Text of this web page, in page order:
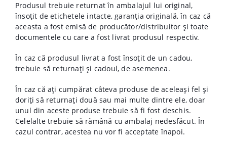
Produsul trebuie returnat în ambalajul lui original,
însoțit de etichetele intacte, garanția originală, în caz că
aceasta a fost emisă de producător/distribuitor și toate
documentele cu care a fost livrat produsul respectiv.
În caz că produsul livrat a fost însoțit de un cadou,
trebuie să returnați și cadoul, de asemenea.
În caz că ați cumpărat câteva produse de aceleași fel și
doriți să returnați două sau mai multe dintre ele, doar
unul din aceste produse trebuie să fi fost deschis.
Celelalte trebuie să rămână cu ambalaj nedesfăcut. În
cazul contrar, acestea nu vor fi acceptate înapoi.